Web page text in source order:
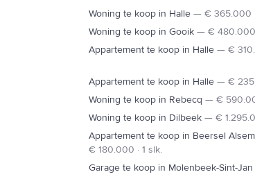
N28
GOOIK
Woning te koop in Halle — € 365.000
Woning te koop in Gooik — € 480.000
Appartement te koop in Halle — €
Appartement te koop in Halle — €
Woning te koop in Rebecq — €
Woning te koop in Dilbeek — €
Appartement te koop in Beersel
€ 180.000 · 1 slk.
Garage te koop in Molenbeek-Sint-Jan